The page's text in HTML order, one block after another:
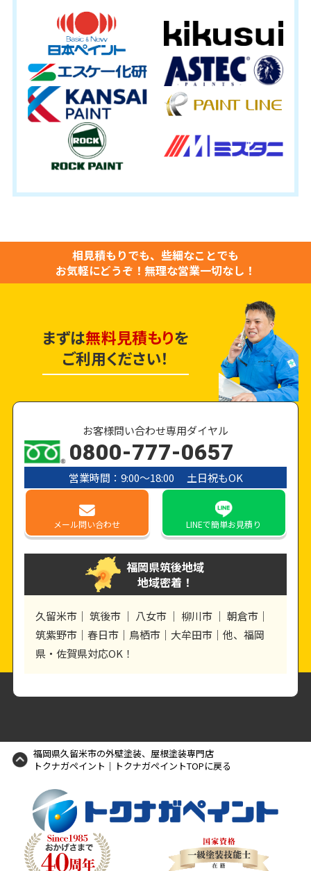
相見積もりでも、些細なことでも
お気軽にどうぞ！ 無理な営業一切なし！
まずは無料見積もりを
ご利用ください！
お客様問い合わせ専用ダイヤル
0800-777-0657
営業時間：9:00〜18:00 土日祝もOK
メール問い合わせ LINEで簡単お見積り
福岡県筑後地域
地域密着！
久留米市｜ 筑後市 ｜ 八女市 ｜ 柳川市 ｜ 朝倉市｜
筑紫野市｜春日市｜鳥栖市｜大牟田市｜他、福岡
県・佐賀県対応OK！
福岡県久留米市の外壁塗装、屋根塗装専門店
トクナガペイント｜トクナガペイントTOPに戻る